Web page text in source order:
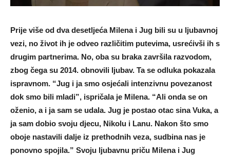
Prije više od dva desetljeća Milena i Jug bili su u ljubavnoj
vezi, no život ih je odveo različitim putevima, usrećivši ih s
drugim partnerima. No, oba su braka završila razvodom,
zbog čega su 2014. obnovili ljubav. Ta se odluka pokazala
ispravnom. “Jug i ja smo osjećali intenzivnu povezanost
dok smo bili mladi”, ispričala je Milena. “Ali onda se on
oženio, a i ja sam se udala. Jug je postao otac sina Vuka, a
ja sam dobio svoju djecu, Nikolu i Lanu. Nakon što smo
oboje nastavili dalje iz prethodnih veza, sudbina nas je
ponovno spojila.” Svoju ljubavnu priču Milena i Jug